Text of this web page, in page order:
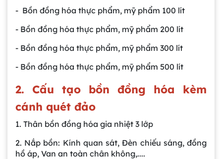
- Bồn đồng hóa thực phẩm, mỹ phẩm 100 lít
- Bồn đồng hóa thực phẩm, mỹ phẩm 200 lít
- Bồn đồng hóa thực phẩm, mỹ phẩm 300 lít
- Bồn đồng hóa thực phẩm, mỹ phẩm 500 lít
2. Cấu tạo bồn đồng hóa kèm
cánh quét đảo
1. Thân bồn đồng hóa gia nhiệt 3 lớp
2. Nắp bồn: Kính quan sát, Đèn chiếu sáng, đồng
hồ áp, Van an toàn chân không,....